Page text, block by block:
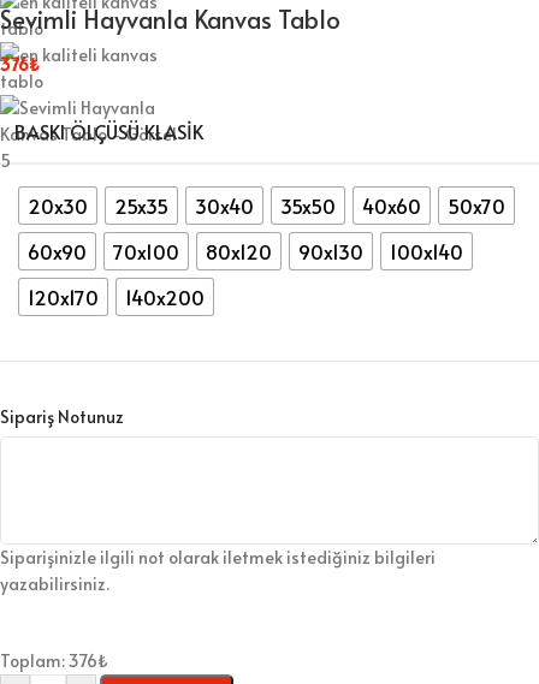
Sevimli Hayvanla Kanvas Tablo
376₺
BASKI ÖLÇÜSÜ KLASIK
20x30 25x35 30x40 35x50 40x60
50x70
60x90
70x100 80x120 90x130
100x140
120x170
140x200
Sipariş Notunuz
Siparişinizle ilgili not olarak iletmek istediğiniz bilgileri
yazabilirsiniz.
Toplam:376₺